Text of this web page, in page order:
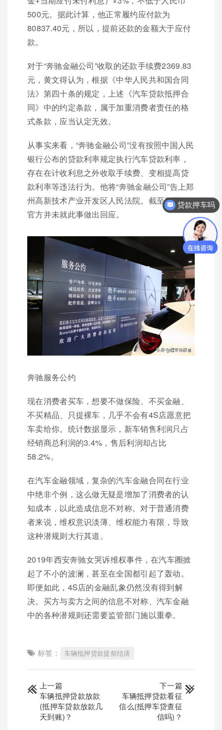
500元。据此计算，他正常履约应付款为
80837.40元，所以，提前还款的金额大于应付
款。
对于“奔驰金融公司”收取的还款手续费2369.83
元，黄文得认为，根据《中华人民共和国合同
法》第四十条的规定，上述《汽车贷款抵押合
同》中的约定条款，属于加重消费者责任的格
式条款，应当认定无效。
从事实来看，“奔驰金融公司”没有按照中国人民
银行公布的贷款利率规定执行汽车贷款利率，
存在在计收利息之外收取手续费、变相提高贷
款利率等违法行为。他将“奔驰金融公司”告上郑
州高新技术产业开发区人民法院。截至目前，
官方并未就此事做出回应。
奔驰服务公约
现在消费者买车，想要不做保险、不买金融、
不买精品、只提裸车，几乎不会有4S店愿意把
车卖给你。统计数据显示，新车销售利润只占
经销商总利润的3.4%，售后利润却占比
58.2%。
在汽车金融领域，复杂的汽车金融合同在行业
中绝非个例，这么做无疑是增加了消费者的认
知成本，以此造成信息不对称。对于普通消费
者来说，维权意识淡薄、维权能力有限，导致
这种潜规则大行其道。
2019年西安奔驰女哭诉维权事件，在汽车圈掀
起了不小的波澜，甚至在全国都引起了轰动。
即便如此，4S店的金融乱象仍然没有得到解
决。买方与卖方之间的信息不对称、汽车金融
中的各种潜规则还需要监管部门施以重拳。
标签： 车辆抵押贷款提前结清
上一篇
车辆抵押贷款放款
(抵押车贷款放款几
天到账)？
下一篇
车辆抵押贷款看征
信么(抵押车贷查征
信吗)？
贷款押车吗